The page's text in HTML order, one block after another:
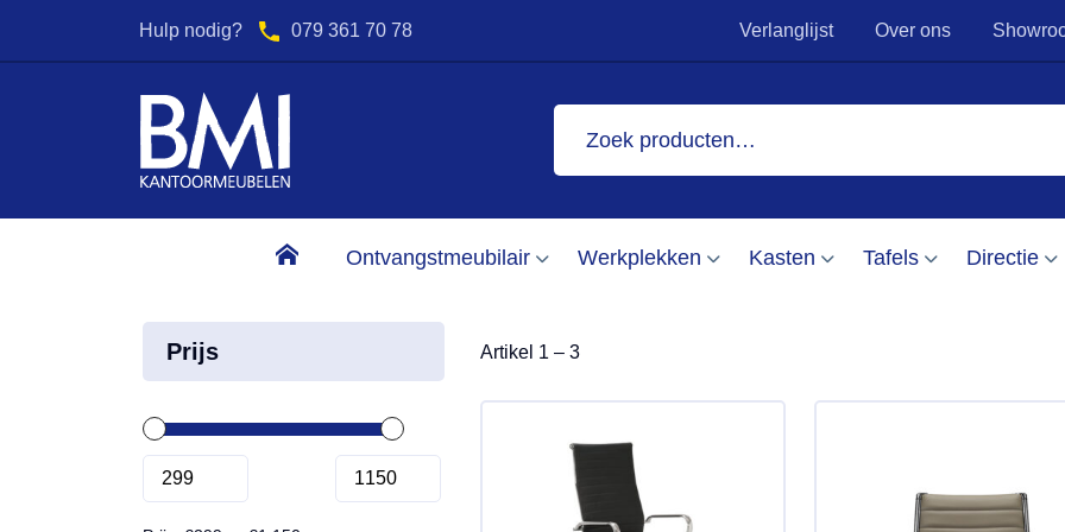
Hulp nodig? 079 361 70 78 Verlanglijst Over ons
naar:
Ontvangstmeubilair Werkplekken Kasten Tafels Directie
2000 m2 Showroom
Directiestoelen
Prijs Artikel 1 – 3